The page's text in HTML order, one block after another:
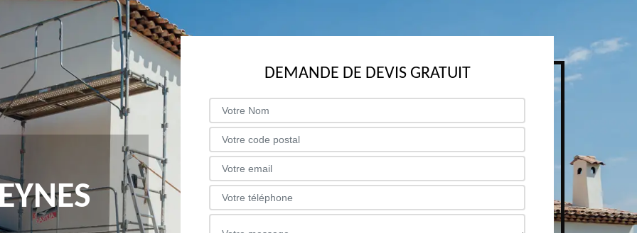
DEMANDE DE DEVIS GRATUIT